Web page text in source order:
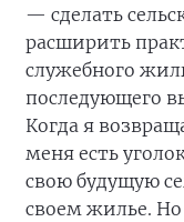
— сделать
расширить
служебного
последующего
Когда я
меня есть
свою будущую
своем жилье.